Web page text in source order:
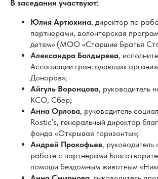
Доноров»;
, руководитель
КСО, Сбер;
Анна Орлова, руководитель
Rostic’s, генеральный директор
фонда «Открывая горизонты»;
Андрей Прокофьев, руководитель
работе с партнерами
помощи бездомным животным
Анна Смирнова
«тандем-консалтинг»
«Добрый город Петербург»;
Екатерина Чулкова, старший
корпоративной социальной
«Сервье».